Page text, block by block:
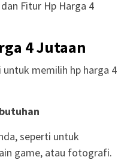
Fitur Hp Harga 4
4 Jutaan
memilih hp harga 4
seperti untuk
game, atau fotografi.